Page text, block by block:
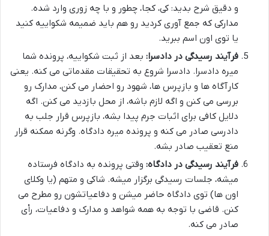
و دقیق شرح بدید: کی، کجا، چطور و با چه زوری وارد شده.
مدارکی که جمع آوری کردید رو هم باید ضمیمه شکواییه کنید
یا توی اون اسم ببرید.
فرآیند رسیدگی در دادسرا: بعد از ثبت شکواییه، پرونده شما
میره دادسرا. دادسرا شروع به تحقیقات مقدماتی می کنه. یعنی
کارآگاه ها و بازپرس ها، شهود رو احضار می کنن، مدارک رو
بررسی می کنن و اگه لازم باشه، از محل بازدید می کنن. اگه
دلایل کافی برای اثبات جرم پیدا بشه، بازپرس قرار جلب به
دادرسی صادر می کنه و پرونده میره دادگاه. وگرنه ممکنه قرار
منع تعقیب صادر بشه.
فرآیند رسیدگی در دادگاه: وقتی پرونده به دادگاه فرستاده
میشه، جلسات رسیدگی برگزار میشه. شاکی و متهم (یا وکلای
اون ها) توی دادگاه حاضر میشن و دفاعیاتشون رو مطرح می
کنن. قاضی با توجه به همه شواهد و مدارک و دفاعیات، رأی
صادر می کنه.